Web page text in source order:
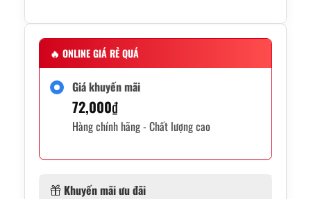
🔥 ONLINE GIÁ RẺ QUÁ
Giá khuyến mãi
72,000₫
Hàng chính hãng - Chất lượng cao
Khuyến mãi ưu đãi